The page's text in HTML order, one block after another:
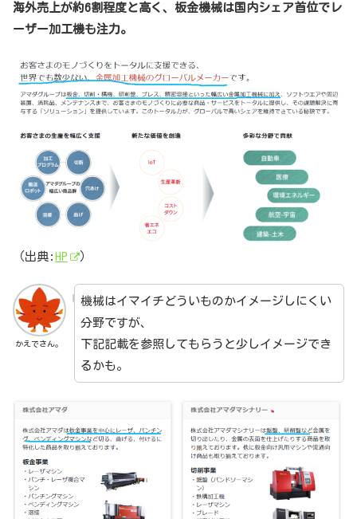
海外売上が約6割程度と高く、板金機械は国内シェア首位でレ
ーザー加工機も注力。
（出典: HP ）
かえでさん。
機械はイマイチどういものかイメージしにくい
分野ですが、
下記記載を参照してもらうと少しイメージでき
るかも。